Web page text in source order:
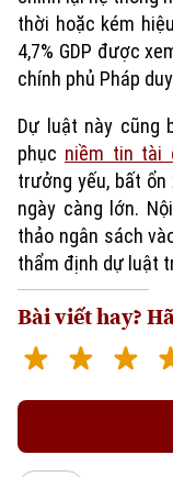
thời hoặc kém
4,7% GDP được
chính phủ Pháp
Dự luật này cũng
phục niềm tin tài
trưởng yếu, bất
ngày càng lớn.
thảo ngân sách
thẩm định dự luật
Bài viết hay?